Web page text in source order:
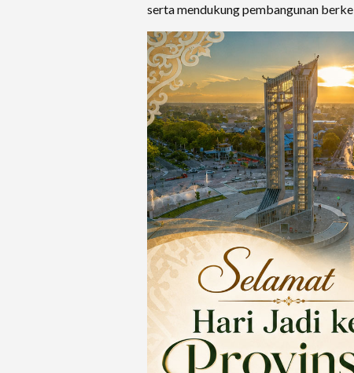
serta mendukung pembangunan